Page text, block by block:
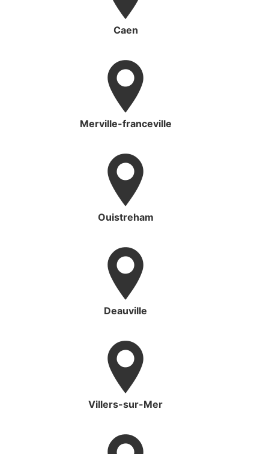
Caen
Merville-franceville
Ouistreham
Deauville
Villers-sur-Mer